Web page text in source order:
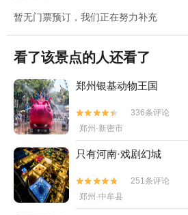
暂无门票预订，我们正在努力补充
看了该景点的人还看了
郑州银基动物王国


336条评论
郑州·新密市
只有河南·戏剧幻城


251条评论
郑州·中牟县